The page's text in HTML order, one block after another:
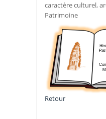
caractère culturel,
Patrimoine
Retour